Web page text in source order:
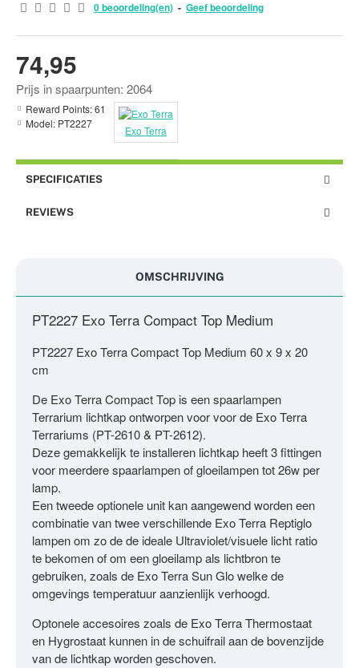
0 beoordeling(en) - Geef beoordeling
74,95
Prijs in spaarpunten: 2064
Reward Points:61
Model: PT2227
Exo Terra
SPECIFICATIES
REVIEWS
OMSCHRIJVING
PT2227 Exo Terra Compact Top Medium
PT2227 Exo Terra Compact Top Medium 60 x 9 x 20
cm
De Exo Terra Compact Top is een spaarlampen
Terrarium lichtkap ontworpen voor voor de Exo Terra
Terrariums (PT-2610 & PT-2612).
Deze gemakkelijk te installeren lichtkap heeft 3 fittingen
voor meerdere spaarlampen of gloeilampen tot 26w per
lamp.
Een tweede optionele unit kan aangewend worden een
combinatie van twee verschillende Exo Terra Reptiglo
lampen om zo de de ideale Ultraviolet/visuele licht ratio
te bekomen of om een gloeilamp als lichtbron te
gebruiken, zoals de Exo Terra Sun Glo welke de
omgevings temperatuur aanzienlijk verhoogd.
Optonele accesoires zoals de Exo Terra Thermostaat
en Hygrostaat kunnen in de schuifrail aan de bovenzijde
van de lichtkap worden geschoven.